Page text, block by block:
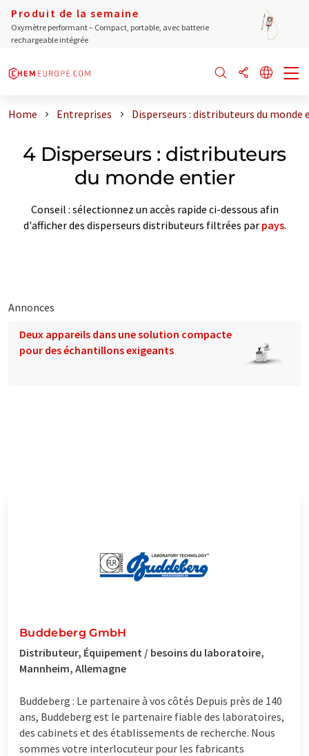
Produit de la semaine
Oxymètre performant – Compact, portable, avec batterie
rechargeable intégrée
Home Entreprises Disperseurs : distributeurs du monde
4 Disperseurs : distributeurs
du monde entier
Conseil : sélectionnez un accès rapide ci-dessous afin
d'afficher des disperseurs distributeurs filtrées par pays.
Annonces
Deux appareils dans une solution compacte
pour des échantillons exigeants
Buddeberg GmbH
Distributeur, Équipement / besoins du laboratoire,
Mannheim, Allemagne
Buddeberg : Le partenaire à vos côtés Depuis près de 140
ans, Buddeberg est le partenaire fiable des laboratoires,
des cabinets et des établissements de recherche. Nous
sommes votre interlocuteur pour les fabricants